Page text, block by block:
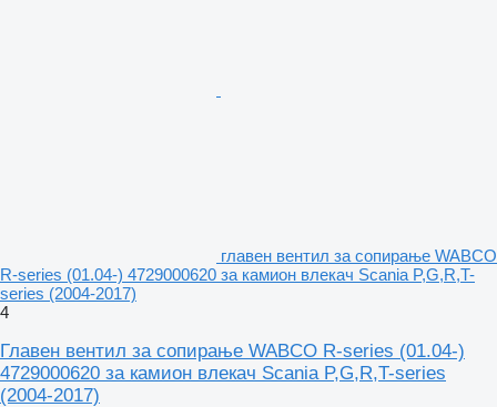
главен вентил за сопирање WABCO
R-series (01.04-) 4729000620 за камион влекач Scania P,G,R,T-
series (2004-2017)
4
Главен вентил за сопирање WABCO R-series (01.04-)
4729000620 за камион влекач Scania P,G,R,T-series
(2004-2017)